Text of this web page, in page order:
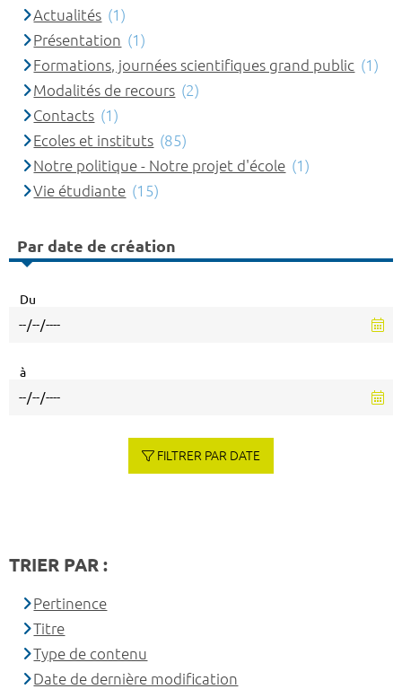
Actualités (1)
Présentation (1)
Formations, journées scientifiques grand public (1)
Modalités de recours (2)
Contacts (1)
Ecoles et instituts (85)
Notre politique - Notre projet d'école (1)
Vie étudiante (15)
Par date de création
Du
à
FILTRER PAR DATE
TRIER PAR :
Pertinence
Titre
Type de contenu
Date de dernière modification